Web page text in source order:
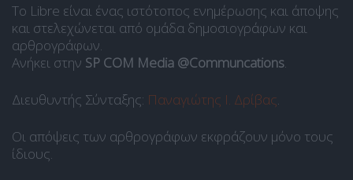
Το Libre είναι ένας ιστότοπος ενημέρωσης και άποψης
και στελεχώνεται από ομάδα δημοσιογράφων και
αρθρογράφων.
Ανήκει στην SP COM Media @Communcations.
Διευθυντής Σύνταξης: Παναγιώτης Ι. Δρίβας.
Οι απόψεις των αρθρογράφων εκφράζουν μόνο τους
ίδιους.